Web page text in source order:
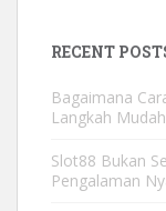
RECENT
Bagaimana
Langkah
Slot88 Bukan
Pengalaman